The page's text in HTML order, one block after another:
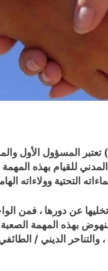
المسؤول الأول
للقيام بهذه المهمة
التحتية وولاءاته
عن دورها ، فمن
بهذه المهمة
الديني /